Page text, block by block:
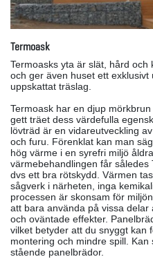
Termoask
Termoasks yta är slät, hård
och ger även huset ett
uppskattat träslag.
Termoask har en djup
gett träet dess värdefulla
lövträd är en vidareutveckling
och furu. Förenklat kan man
hög värme i en syrefri miljö
värmebehandlingen får således
dvs ett bra rötskydd. Värmen
sågverk i närheten, inga
processen är skonsam för
att bara använda på vissa
och oväntade effekter.
vilket betyder att du snyggt kan
montering och mindre spill.
stående panelbrädor.